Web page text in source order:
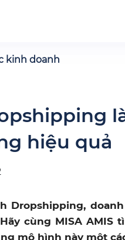
kinh doanh
hiệu quả
Dropshipping,
cùng MISA
mô hình này một